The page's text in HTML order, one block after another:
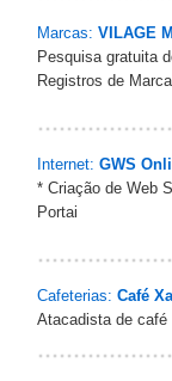
Marcas: VILAGE
Pesquisa gratuita
Registros de
Internet: GWS
* Criação de Web
Portai
Cafeterias: Café
Atacadista de café